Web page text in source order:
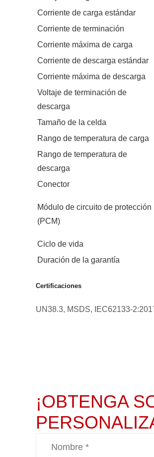
Corriente de carga estándar
Corriente de terminación
Corriente máxima de carga
Corriente de descarga estándar
Corriente máxima de descarga
Voltaje de terminación de
descarga
Tamaño de la celda
Rango de temperatura de carga
Rango de temperatura de
descarga
Conector
Módulo de circuito de protección
(PCM)
Ciclo de vida
Duración de la garantía
Certificaciones
UN38.3, MSDS, IEC62133-
¡OBTENGA